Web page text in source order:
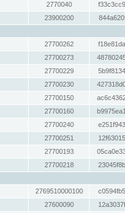
2770040
23900200
27700262
27700273
27700229
27700230
27700150
27700160
27700240
27700251
27700193
27700218
2769510000100
27600090